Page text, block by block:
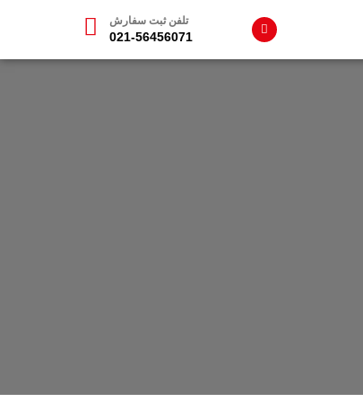
تلفن ثبت سفارش
021-56456071